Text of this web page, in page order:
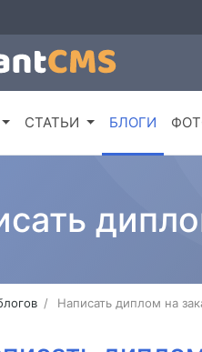
СТАТЬИ БЛОГИ
Написать диплом на